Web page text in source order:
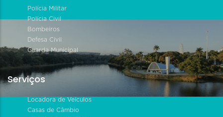
Polícia Militar
Polícia Civil
Bombeiros
Defesa Civil
Guarda Municipal
Serviços
Locadora de Veículos
Casas de Câmbio